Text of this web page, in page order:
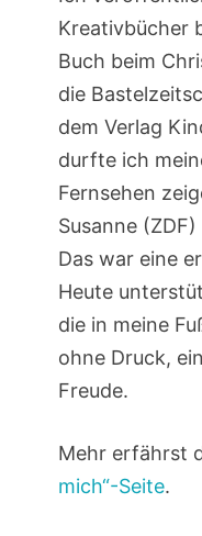
Kreativbücher
Buch beim
die
dem Verlag
durfte ich
Fernsehen
Susanne
Das war eine
Heute
die in meine
ohne Druck,
Freude.
Mehr erfährst
mich“-Seite.